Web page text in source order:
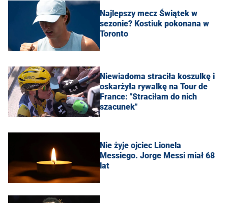
Najlepszy mecz Świątek w
sezonie? Kostiuk pokonana w
Toronto
Niewiadoma straciła koszulkę i
oskarżyła rywalkę na Tour de
France: "Straciłam do nich
szacunek"
Nie żyje ojciec Lionela
Messiego. Jorge Messi miał 68
lat